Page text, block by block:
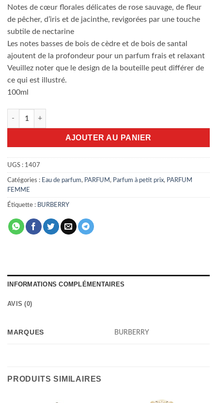
Notes de cœur florales délicates de rose sauvage, de fleur
de pêcher, d’iris et de jacinthe, revigorées par une touche
subtile de nectarine
Les notes basses de bois de cèdre et de bois de santal
ajoutent de la profondeur pour un parfum frais et relaxant
Veuillez noter que le design de la bouteille peut différer de
ce qui est illustré.
100ml
AJOUTER AU PANIER
UGS : 1407
Catégories : Eau de parfum, PARFUM , Parfum à petit prix, PARFUM
FEMME
Étiquette : BURBERRY
INFORMATIONS COMPLÉMENTAIRES
AVIS (0)
MARQUES BURBERRY
PRODUITS SIMILAIRES